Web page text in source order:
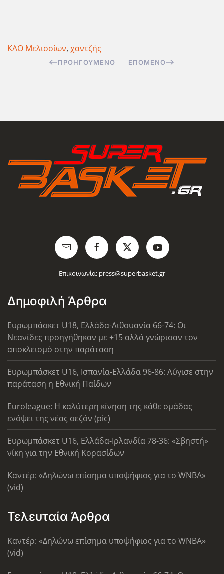
ΚΑΟ Μελισσίων, χαντζής
ΠΡΟΗΓΟΎΜΕΝΟ ΕΠΌΜΕΝΟ
Επικοινωνία: press@superbasket.gr
Δημοφιλή Άρθρα
Ευρωμπάσκετ U18, Ελλάδα-Λιθουανία 66-74: Οι
Νεανίδες προηγήθηκαν με +15 αλλά γνώρισαν τον
αποκλεισμό στην παράταση
Ευρωμπάσκετ U16, Ισπανία-Ελλάδα 96-86: Λύγισε στην
παράταση η Εθνική Παίδων
Euroleague: Η καλύτερη κίνηση της κάθε ομάδας
ενόψει της νέας σεζόν (pic)
Ευρωμπάσκετ U16, Ελλάδα-Ιρλανδία 78-36: «Σβηστή»
νίκη για την Εθνική Κορασίδων
Καντέρ: «Δηλώνω επίσημα υποψήφιος για το WNBA»
(vid)
Τελευταία Άρθρα
Καντέρ: «Δηλώνω επίσημα υποψήφιος για το WNBA»
(vid)